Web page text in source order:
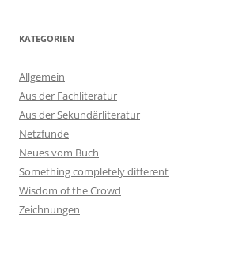
KATEGORIEN
Allgemein
Aus der Fachliteratur
Aus der Sekundärliteratur
Netzfunde
Neues vom Buch
Something completely different
Wisdom of the Crowd
Zeichnungen